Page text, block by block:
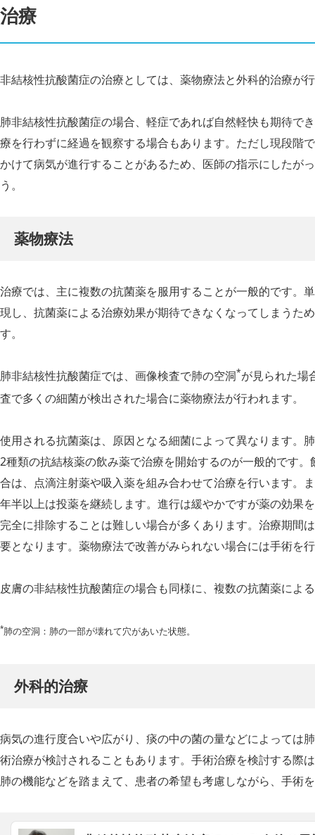
治療
非結核性抗酸菌症の治療としては、薬物療法と外科的治療が
肺非結核性抗酸菌症の場合、軽症であれば自然軽快も期待で
療を行わずに経過を観察する場合もあります。ただし現段階
かけて病気が進行することがあるため、医師の指示にしたが
う。
薬物療法
治療では、主に複数の抗菌薬を服用することが一般的です。
現し、抗菌薬による治療効果が期待できなくなってしまうた
す。
肺非結核性抗酸菌症では、画像検査で肺の空洞*が見られた場
査で多くの細菌が検出された場合に薬物療法が行われます。
使用される抗菌薬は、原因となる細菌によって異なります。
2種類の抗結核薬の飲み薬で治療を開始するのが一般的です
合は、点滴注射薬や吸入薬を組み合わせて治療を行います。
年半以上は投薬を継続します。進行は緩やかですが薬の効果
完全に排除することは難しい場合が多くあります。治療期間
要となります。薬物療法で改善がみられない場合には手術を
皮膚の非結核性抗酸菌症の場合も同様に、複数の抗菌薬によ
*肺の空洞：肺の一部が壊れて穴があいた状態。
外科的治療
病気の進行度合いや広がり、痰の中の菌の量などによっては
術治療が検討されることもあります。手術治療を検討する際
肺の機能などを踏まえて、患者の希望も考慮しながら、手術